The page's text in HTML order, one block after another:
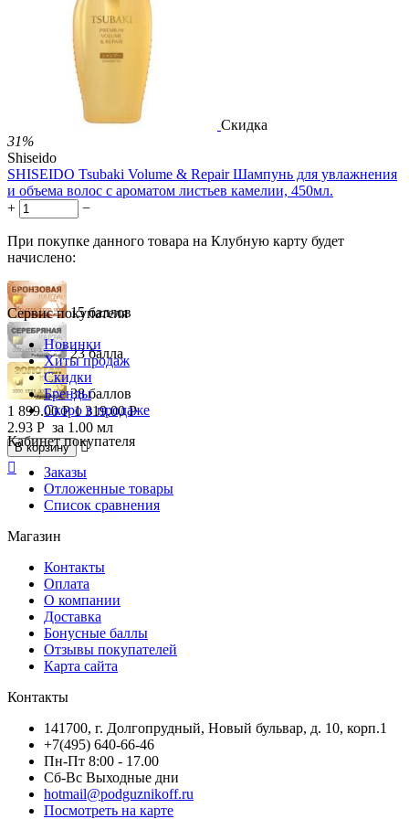
за 1.00 мл
Нет в наличии 
Скидка
31%
Shiseido
SHISEIDO Tsubaki Volume & Repair Шампунь для увлажнения
и объема волос с ароматом листьев камелии, 450мл.
+
−
При покупке данного товара на Клубную карту будет
начислено:
15 баллов
23 балла
38 баллов
1 899.00 Р 1 319.00 Р
2.93 Р за 1.00 мл
В корзину


Сервис покупателя
Новинки
Хиты продаж
Скидки
Бренды
Скоро в продаже
Кабинет покупателя
Заказы
Отложенные товары
Список сравнения
Магазин
Контакты
Оплата
О компании
Доставка
Бонусные баллы
Отзывы покупателей
Карта сайта
Контакты
141700, г. Долгопрудный, Новый бульвар, д. 10, корп.1
+7(495) 640-66-46
Пн-Пт 8:00 - 17.00
Сб-Вс Выходные дни
hotmail@podguznikoff.ru
Посмотреть на карте